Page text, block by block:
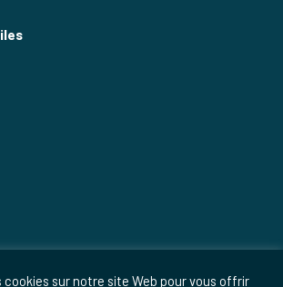
cookies sur notre site Web pour vous offrir